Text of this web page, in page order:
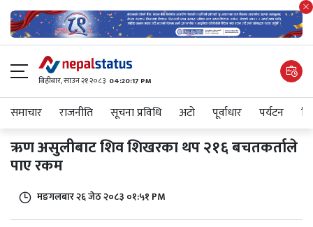
बिहीबार, साउन २१ २०८३ 04:20:17 PM
समाचार राजनीति सूचना प्रविधि अटाे पूर्वाधार पर्यटन
ऋण असुलीबाट शिव शिखरका थप २१६ बचतकर्ताले
पाए रकम
मङगलबार २६ जेठ २०८३ ०१:५१ PM